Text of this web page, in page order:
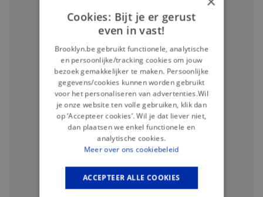
Cookies: Bijt je er gerust
even in vast!
Brooklyn.be gebruikt functionele, analytische
en persoonlijke/tracking cookies om jouw
bezoek gemakkelijker te maken. Persoonlijke
gegevens/cookies kunnen worden gebruikt
voor het personaliseren van advertenties.Wil
je onze website ten volle gebruiken, klik dan
op ‘Accepteer cookies’. Wil je dat liever niet,
dan plaatsen we enkel functionele en
analytische cookies.
Meer over ons cookiebeleid
ACCEPTEER ALLE COOKIES